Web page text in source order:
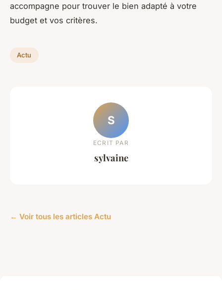
accompagne pour trouver le bien adapté à votre
budget et vos critères.
Actu
S
ECRIT PAR
sylvaine
← Voir tous les articles Actu